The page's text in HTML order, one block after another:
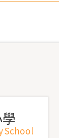
School